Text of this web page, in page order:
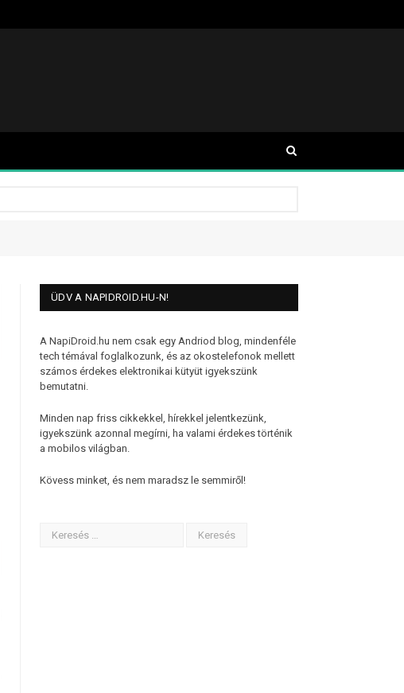
ÜDV A NAPIDROID.HU-N!
A NapiDroid.hu nem csak egy Andriod blog, mindenféle
tech témával foglalkozunk, és az okostelefonok mellett
számos érdekes elektronikai kütyüt igyekszünk
bemutatni.
Minden nap friss cikkekkel, hírekkel jelentkezünk,
igyekszünk azonnal megírni, ha valami érdekes történik
a mobilos világban.
Kövess minket, és nem maradsz le semmiről!